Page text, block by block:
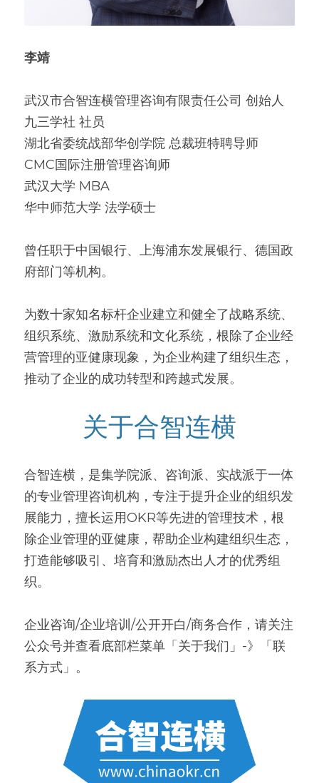
李靖
武汉市合智连横管理咨询有限责任公司 创始人
九三学社 社员
湖北省委统战部华创学院 总裁班特聘导师
CMC国际注册管理咨询师
武汉大学 MBA
华中师范大学 法学硕士
曾任职于中国银行、上海浦东发展银行、德国政
府部门等机构。
为数十家知名标杆企业建立和健全了战略系统、
组织系统、激励系统和文化系统，根除了企业经
营管理的亚健康现象，为企业构建了组织生态，
推动了企业的成功转型和跨越式发展。
关于合智连横
合智连横，是集学院派、咨询派、实战派于一体
的专业管理咨询机构，专注于提升企业的组织发
展能力，擅长运用OKR等先进的管理技术，根
除企业管理的亚健康，帮助企业构建组织生态，
打造能够吸引、培育和激励杰出人才的优秀组
织。
企业咨询/企业培训/公开开白/商务合作，请关注
公众号并查看底部栏菜单「关于我们」-》「联
系方式」。